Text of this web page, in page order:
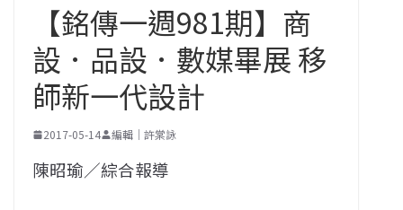
【銘傳一週981期】商
設．品設．數媒畢展 移
師新一代設計
2017-05-14 編輯｜許棠詠
陳昭瑜／綜合報導